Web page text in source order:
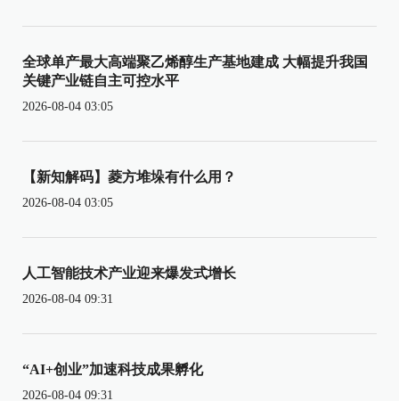
全球单产最大高端聚乙烯醇生产基地建成 大幅提升我国
关键产业链自主可控水平
2026-08-04 03:05
【新知解码】菱方堆垛有什么用？
2026-08-04 03:05
人工智能技术产业迎来爆发式增长
2026-08-04 09:31
“AI+创业”加速科技成果孵化
2026-08-04 09:31